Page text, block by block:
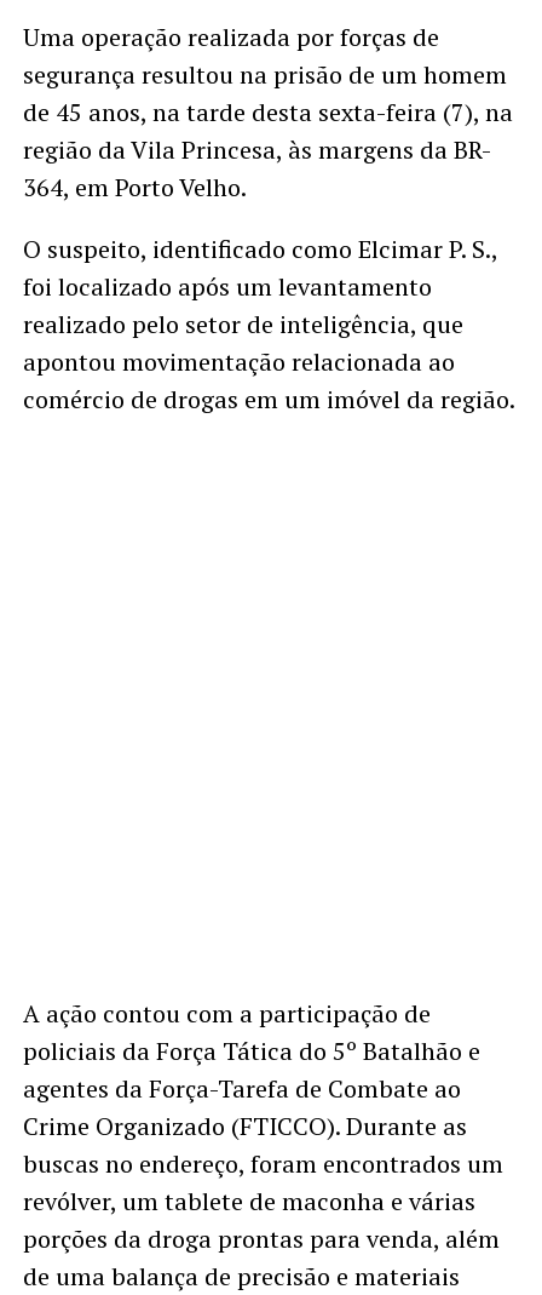
Uma operação realizada por forças de
segurança resultou na prisão de um homem
de 45 anos, na tarde desta sexta-feira (7), na
região da Vila Princesa, às margens da BR-
364, em Porto Velho.
O suspeito, identificado como Elcimar P. S.,
foi localizado após um levantamento
realizado pelo setor de inteligência, que
apontou movimentação relacionada ao
comércio de drogas em um imóvel da região.
A ação contou com a participação de
policiais da Força Tática do 5º Batalhão e
agentes da Força-Tarefa de Combate ao
Crime Organizado (FTICCO). Durante as
buscas no endereço, foram encontrados um
revólver, um tablete de maconha e várias
porções da droga prontas para venda, além
de uma balança de precisão e materiais